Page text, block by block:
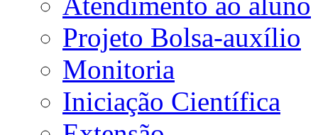
Projeto Bolsa-auxílio
Monitoria
Iniciação Científica